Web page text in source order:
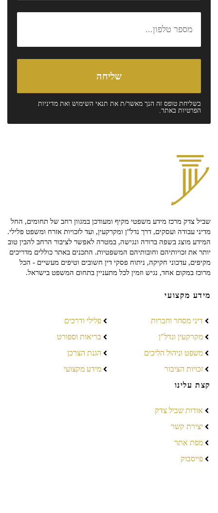
בשליחת טופס זה הנך מאשר/ת את תנאי השימוש ואת מדיניות
הפרטיות באתר.
שביל צדק מרכז מידע משפטי מקיף ומעודכן במגוון רחב של תחומים, החל
מדיני עבודה ועסקים, דרך נדל"ן ומקרקעין, ועד לזכויות אזרח ומשפט פלילי.
המידע מוצג בשפה ברורה ונגישה, במטרה לאפשר לציבור הרחב להבין טוב
יותר את זכויותיהם וחובותיהם המשפטיות. התכנים באתר כוללים מדריכים
מקיפים, עדכוני חקיקה, ניתוח פסקי דין חשובים וטיפים מעשיים - הכל
מרוכז במקום אחד, נגיש וזמין לכל מתעניין בתחום המשפט בישראל.
מידע מקצועי
דיני מסחר וחברות
מקרקעין ונדל"ן
משפט וניהול הליכים
זכויות הציבור
פלילי ודרכים
בריאות וספורט
הגנת הצרכן
מידע מקצועי
קצת עלינו
אודות שביל צדק
יצירת קשר
מפת אתר
פייסבוק